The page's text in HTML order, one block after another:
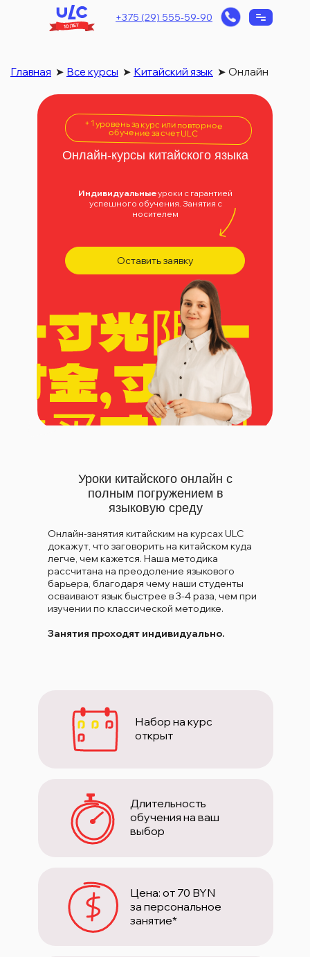
+375 (29) 555-59-90
Главная ➤ Все курсы ➤ Китайский язык ➤ Онлайн
Онлайн-курсы китайского языка
Индивидуальныеуроки с гарантией
успешного обучения. Занятия с
носителем
+1 уровень за курс или повторное
обучение за счет ULC
Оставить заявку
Уроки китайского онлайн с
полным погружением в
языковую среду
Онлайн-занятия китайским на курсах ULC
докажут, что заговорить на китайском куда
легче, чем кажется. Наша методика
рассчитана на преодоление языкового
барьера, благодаря чему наши студенты
осваивают язык быстрее в 3-4 раза, чем при
изучении по классической методике.
Занятия проходят индивидуально.
Набор на курс
открыт
Длительность
обучения на ваш
выбор
Цена: от 70 BYN
за персональное
занятие*